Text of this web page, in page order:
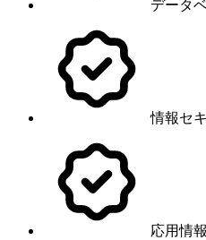
データ
情報セ
応用情